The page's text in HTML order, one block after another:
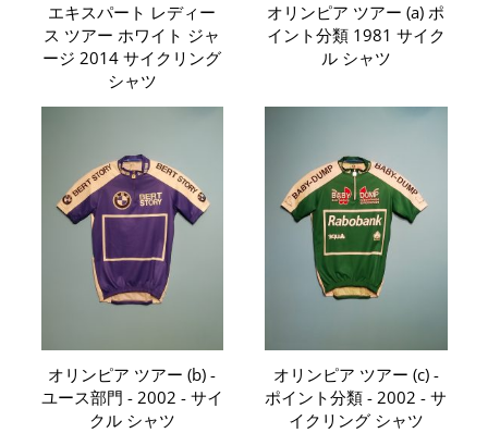
エキスパート レディー
ス ツアー ホワイト ジャ
ージ 2014 サイクリング
シャツ
オリンピア ツアー (a) ポ
イント分類 1981 サイク
ル シャツ
オリンピア ツアー (b) -
ユース部門 - 2002 - サイ
クル シャツ
オリンピア ツアー (c) -
ポイント分類 - 2002 - サ
イクリング シャツ